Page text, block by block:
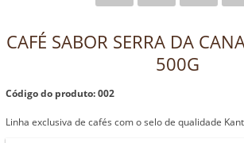
CAFÉ SABOR SERRA DA
500G
Código do produto: 002
Linha exclusiva de cafés com o selo de qualidade